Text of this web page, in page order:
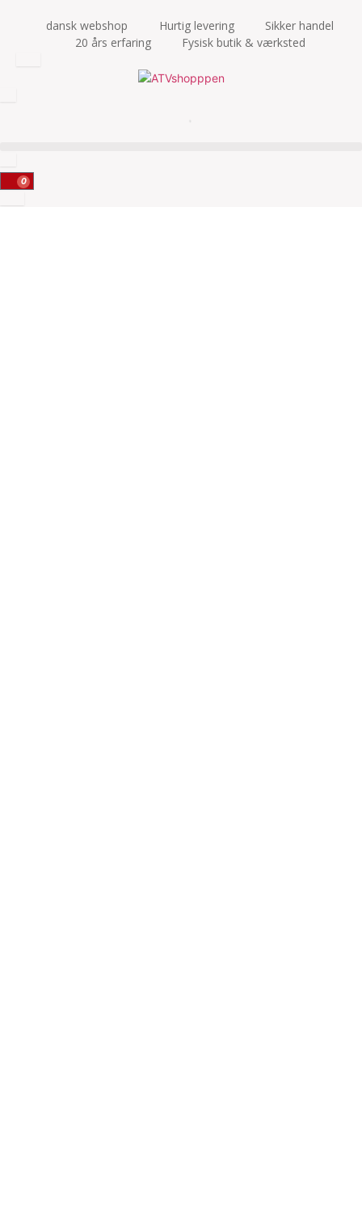
dansk webshop Hurtig levering
Sikker handel
20 års erfaring
Fysisk butik & værksted
0